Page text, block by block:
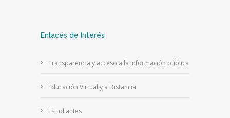
Enlaces de Interés
Transparencia y acceso a la información pública
Educación Virtual y a Distancia
Estudiantes